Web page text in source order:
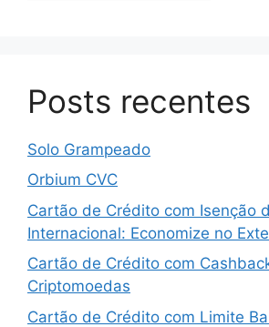
Posts recentes
Solo Grampeado
Orbium CVC
Cartão de Crédito com Isenção
Internacional: Economize no
Cartão de Crédito com
Criptomoedas
Cartão de Crédito com Limite